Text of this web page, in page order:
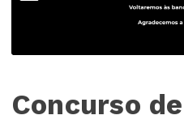
Concurso